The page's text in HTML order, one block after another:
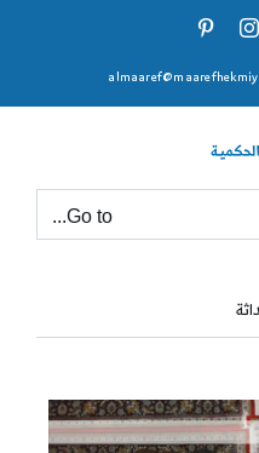
Instagram
Go to...